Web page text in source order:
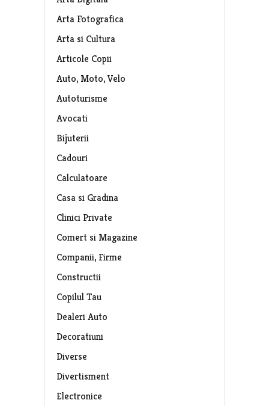
Arta Fotografica
Arta si Cultura
Articole Copii
Auto, Moto, Velo
Autoturisme
Avocati
Bijuterii
Cadouri
Calculatoare
Casa si Gradina
Clinici Private
Comert si Magazine
Companii, Firme
Constructii
Copilul Tau
Dealeri Auto
Decoratiuni
Diverse
Divertisment
Electronice